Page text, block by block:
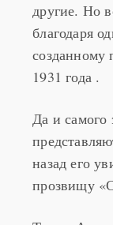
другие. Но
благодаря
созданному
1931 года .
Да и самого
назад его
прозвищу